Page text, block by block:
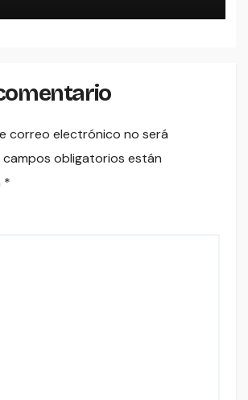
correo electrónico no será
campos obligatorios están
*